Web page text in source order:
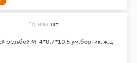
резьбой М-4*0,7*10,5 ум.бортик, ж.ц
Ед. изм. шт.